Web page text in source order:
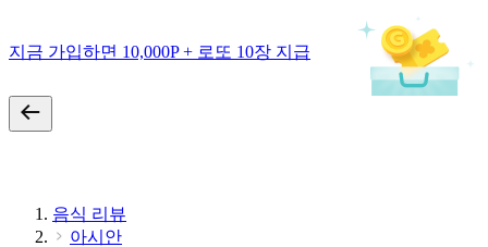
지금 가입하면 10,000P + 로또 10장 지급
음식 리뷰
아시안